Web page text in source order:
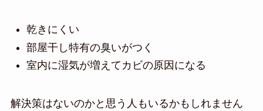
乾きにくい
部屋干し特有の臭いがつく
室内に湿気が増えてカビの原因になる
解決策はないのかと思う人もいるかもしれません